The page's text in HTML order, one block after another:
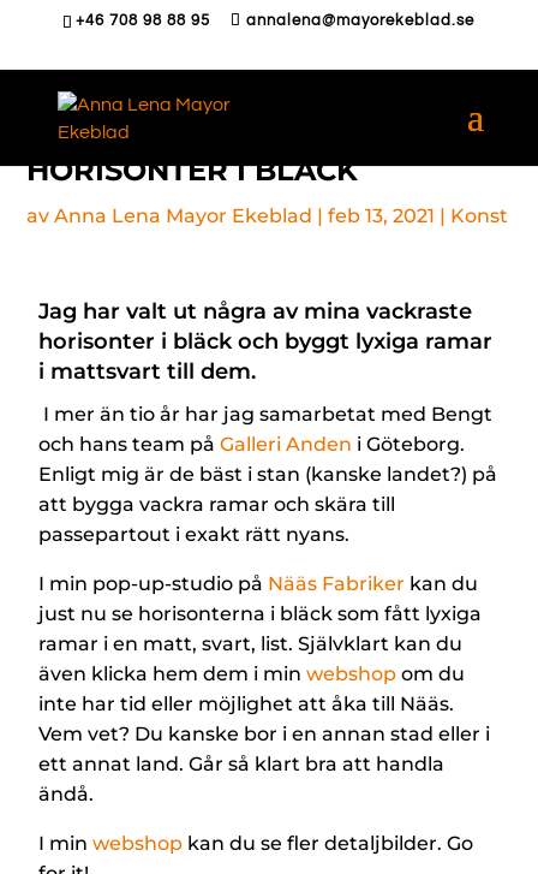
+46 708 98 88 95 annalena@mayorekeblad.se
HORISONTER I BLÄCK
avAnna Lena Mayor Ekeblad |feb 13, 2021 | Konst
Jag har valt ut några av mina vackraste
horisonter i bläck och byggt lyxiga ramar
i mattsvart till dem.
I mer än tio år har jag samarbetat med Bengt
och hans team påGalleri Anden i Göteborg.
Enligt mig är de bäst i stan (kanske landet?) på
att bygga vackra ramar och skära till
passepartout i exakt rätt nyans.
I min pop-up-studio på Nääs Fabriker kan du
just nu se horisonterna i bläck som fått lyxiga
ramar i en matt, svart, list. Självklart kan du
även klicka hem dem i minwebshop om du
inte har tid eller möjlighet att åka till Nääs.
Vem vet? Du kanske bor i en annan stad eller i
ett annat land. Går så klart bra att handla
ändå.
I minwebshop kan du se fler detaljbilder. Go